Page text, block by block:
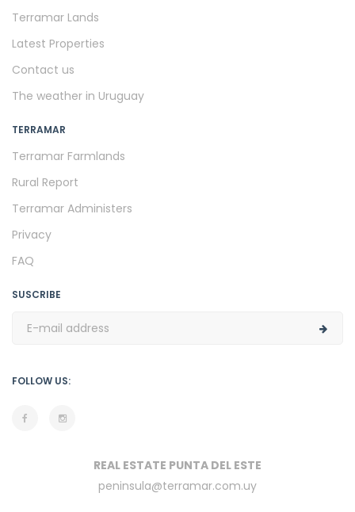
Terramar Lands
Latest Properties
Contact us
The weather in Uruguay
TERRAMAR
Terramar Farmlands
Rural Report
Terramar Administers
Privacy
FAQ
SUSCRIBE
FOLLOW US:
REAL ESTATE PUNTA DEL ESTE
peninsula@terramar.com.uy